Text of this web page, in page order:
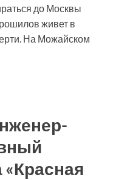
до Москвы
живет в
На Можайском
«Красная